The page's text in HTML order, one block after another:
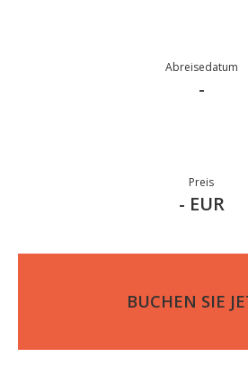
Abreisedatum
-
Preis
- EUR
BUCHEN SIE